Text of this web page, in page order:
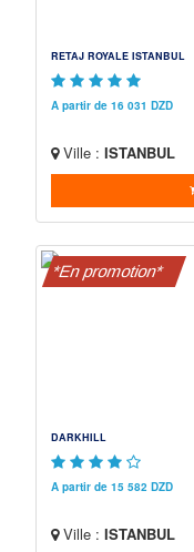
RETAJ ROYALE ISTANBUL
A partir de 16 031 DZD
Ville : ISTANBUL
*En promotion*
DARKHILL
A partir de 15 582 DZD
Ville : ISTANBUL